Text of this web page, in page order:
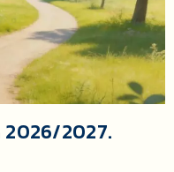
2026/2027.